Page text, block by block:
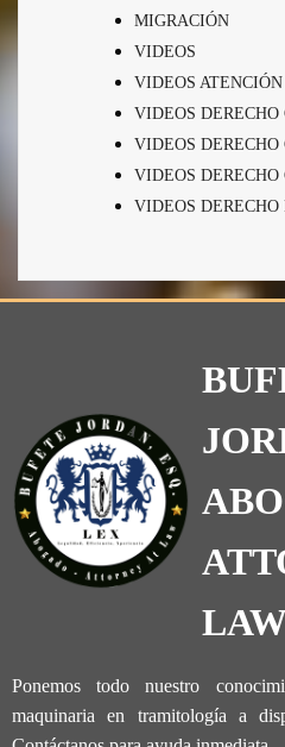
MIGRACIÓN
VIDEOS
VIDEOS
VIDEOS
VIDEOS DERECHO
VIDEOS
VIDEOS DERECHO
Ponemos todo nuestro
maquinaria en tramitología a